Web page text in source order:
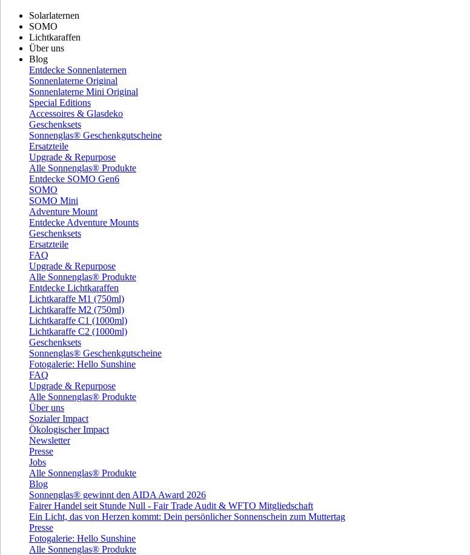
Solarlaternen
SOMO
Lichtkaraffen
Über uns
Blog
Entdecke Sonnenlaternen
Sonnenlaterne Original
Sonnenlaterne Mini Original
Special Editions
Accessoires & Glasdeko
Geschenksets
Sonnenglas® Geschenkgutscheine
Ersatzteile
Upgrade & Repurpose
Alle Sonnenglas® Produkte
Entdecke SOMO Gen6
SOMO
SOMO Mini
Adventure Mount
Entdecke Adventure Mounts
Geschenksets
Ersatzteile
FAQ
Upgrade & Repurpose
Alle Sonnenglas® Produkte
Entdecke Lichtkaraffen
Lichtkaraffe M1 (750ml)
Lichtkaraffe M2 (750ml)
Lichtkaraffe C1 (1000ml)
Lichtkaraffe C2 (1000ml)
Geschenksets
Sonnenglas® Geschenkgutscheine
Fotogalerie: Hello Sunshine
FAQ
Upgrade & Repurpose
Alle Sonnenglas® Produkte
Über uns
Sozialer Impact
Ökologischer Impact
Newsletter
Presse
Jobs
Alle Sonnenglas® Produkte
Blog
Sonnenglas® gewinnt den AIDA Award 2026
Fairer Handel seit Stunde Null - Fair Trade Audit & WFTO Mitgliedschaft
Ein Licht, das von Herzen kommt: Dein persönlicher Sonnenschein zum Muttertag
Presse
Fotogalerie: Hello Sunshine
Alle Sonnenglas® Produkte